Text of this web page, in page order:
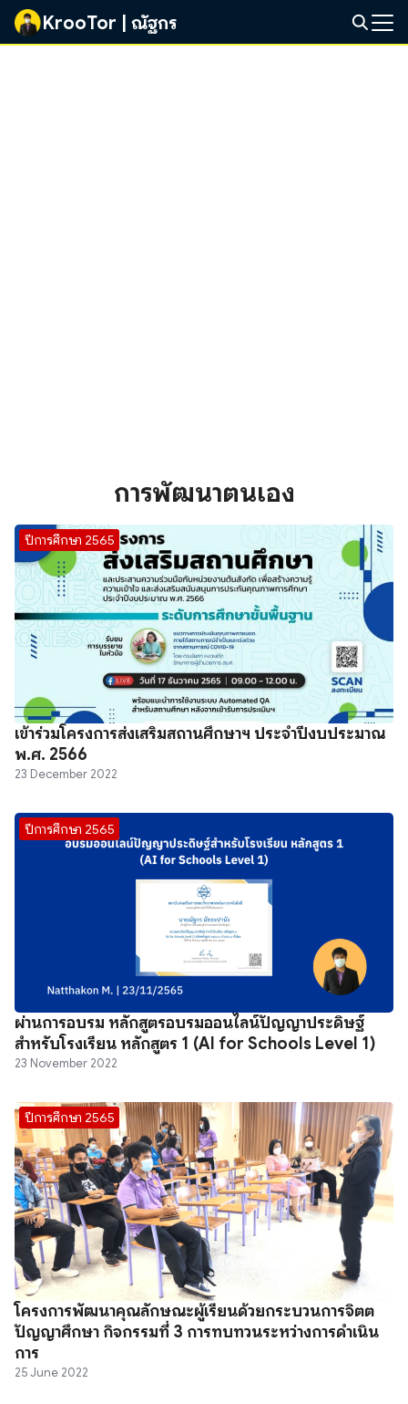
Skip
KrooTor | ณัฐกร
การพัฒนาตนเอง
ปีการศึกษา 2565
เข้าร่วมโครงการส่งเสริมสถานศึกษาฯ ประจำปีงบประมาณ
พ.ศ. 2566
23 December 2022
ปีการศึกษา 2565
ผ่านการอบรม หลักสูตรอบรมออนไลน์ปัญญาประดิษฐ์
สำหรับโรงเรียน หลักสูตร 1 (AI for Schools Level 1)
23 November 2022
ปีการศึกษา 2565
โครงการพัฒนาคุณลักษณะผู้เรียนด้วยกระบวนการจิตต
ปัญญาศึกษา กิจกรรมที่ 3 การทบทวนระหว่างการดำเนิน
การ
25 June 2022